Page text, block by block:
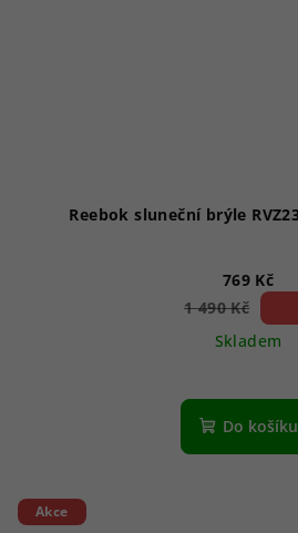
769 Kč
1 490 Kč
Skladem
Do košíku
Akce